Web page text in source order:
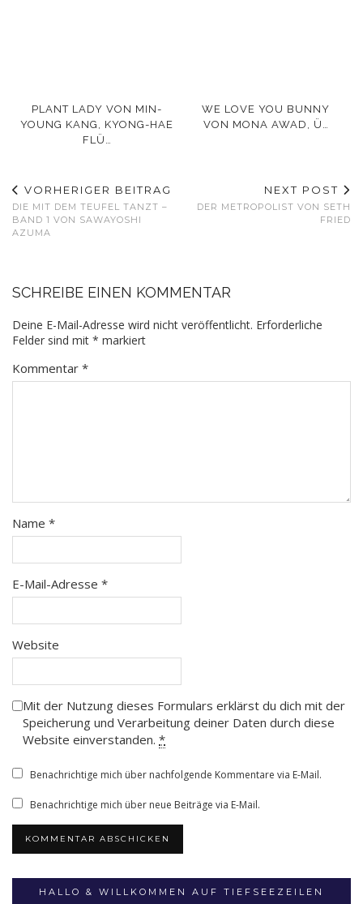
PLANT LADY VON MIN-
YOUNG KANG, KYONG-HAE
FLÜ…
WE LOVE YOU BUNNY
VON MONA AWAD, Ü…
VORHERIGER BEITRAG
DIE MIT DEM TEUFEL TANZT –
BAND 1 VON SAWAYOSHI
AZUMA
NEXT POST
DER METROPOLIST VON SETH
FRIED
SCHREIBE EINEN KOMMENTAR
Deine E-Mail-Adresse wird nicht veröffentlicht. Erforderliche
Felder sind mit * markiert
Kommentar *
Name *
E-Mail-Adresse *
Website
Mit der Nutzung dieses Formulars erklärst du dich mit der
Speicherung und Verarbeitung deiner Daten durch diese
Website einverstanden. *
Benachrichtige mich über nachfolgende Kommentare via E-Mail.
Benachrichtige mich über neue Beiträge via E-Mail.
HALLO & WILLKOMMEN AUF TIEFSEEZEILEN